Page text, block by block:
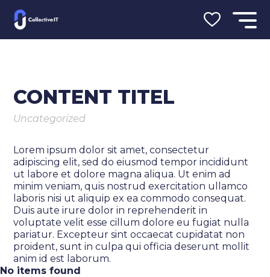
CONTENT TITEL
Uncategorized
Lorem ipsum dolor sit amet, consectetur
adipiscing elit, sed do eiusmod tempor incididunt
ut labore et dolore magna aliqua. Ut enim ad
minim veniam, quis nostrud exercitation ullamco
laboris nisi ut aliquip ex ea commodo consequat.
Duis aute irure dolor in reprehenderit in
voluptate velit esse cillum dolore eu fugiat nulla
pariatur. Excepteur sint occaecat cupidatat non
proident, sunt in culpa qui officia deserunt mollit
anim id est laborum.
No items found
Naam
E-mail
locatie
Your email
Verzenden